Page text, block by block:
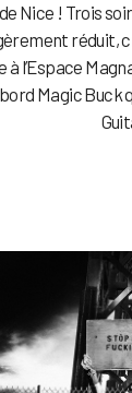
Nice ! Trois
réduit,
à l’Espace
Magic Buck